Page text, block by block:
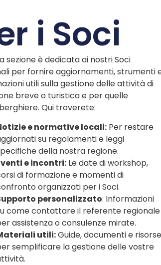
i Soci
sezione è dedicata ai nostri Soci
per fornire aggiornamenti, strumenti
utili sulla gestione delle attività di
breve o turistica e per quelle
Qui troverete:
e normative locali:Per restare
su regolamenti e leggi
della nostra regione.
e incontri:Le date di workshop,
di formazione e momenti di
organizzati per i Soci.
personalizzato: Informazioni
come contattare il referente regionale
assistenza o consulenze mirate.
utili:Guide, documenti e risorse
semplificare la gestione delle vostre